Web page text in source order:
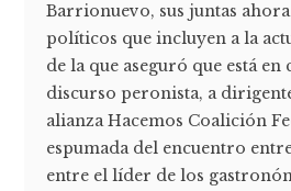
Barrionuevo, sus juntas
políticos que incluyen a la
de la que aseguró que está en
discurso peronista, a
alianza Hacemos Coalición
espumada del encuentro
entre el líder de los